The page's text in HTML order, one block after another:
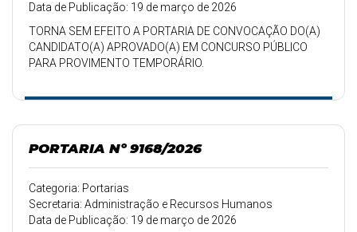
Data de Publicação: 19 de março de 2026
TORNA SEM EFEITO A PORTARIA DE CONVOCAÇÃO DO(A)
CANDIDATO(A) APROVADO(A) EM CONCURSO PÚBLICO
PARA PROVIMENTO TEMPORÁRIO.
PORTARIA Nº 9168/2026
Categoria: Portarias
Secretaria: Administração e Recursos Humanos
Data de Publicação: 19 de março de 2026